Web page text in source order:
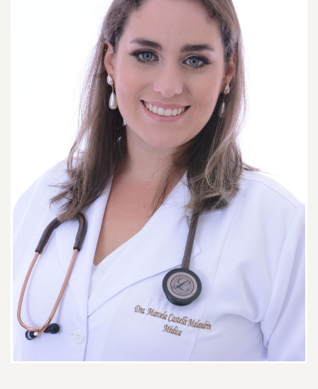
dúvidas e deu as orientações
necessárias para o processo de
cicatrização.
Paciente
A doutora Marcela vem me
acompanhando a alguns meses, foi
ela que me ajudou a chegar no
diagnóstico de endometriose, e a
partir daí consegui começar um
tratamento!!! ótimo atendimento
sempre, uma ótima ouvinte e
medica